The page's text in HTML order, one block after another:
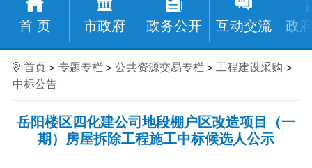
首 页 市政府 政务公开 互动交流 政
首页 > 专题专栏 > 公共资源交易专栏 > 工程建设采购 >
中标公告
岳阳楼区四化建公司地段棚户区改造项目（一
期）房屋拆除工程施工中标候选人公示